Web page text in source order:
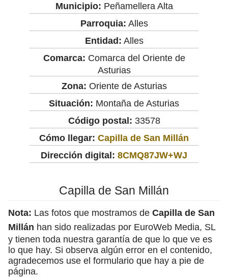
Municipio: Peñamellera Alta
Parroquia: Alles
Entidad: Alles
Comarca: Comarca del Oriente de
Asturias
Zona: Oriente de Asturias
Situación: Montaña de Asturias
Código postal: 33578
Cómo llegar: Capilla de San Millán
Dirección digital: 8CMQ87JW+WJ
Capilla de San Millán
Nota: Las fotos que mostramos de Capilla de San
Millán han sido realizadas por EuroWeb Media, SL
y tienen toda nuestra garantía de que lo que ve es
lo que hay. Si observa algún error en el contenido,
agradecemos use el formulario que hay a pie de
página.